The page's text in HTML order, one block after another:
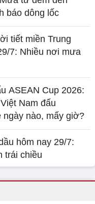
báo dông lốc
tiết miền Trung
7: Nhiều nơi mưa
ASEAN Cup 2026:
Nam đấu
ngày nào, mấy giờ?
hôm nay 29/7:
trái chiều